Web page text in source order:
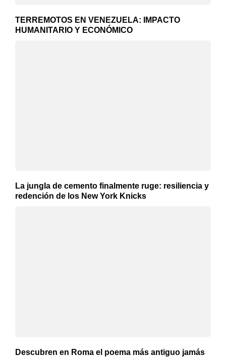
TERREMOTOS EN VENEZUELA: IMPACTO
HUMANITARIO Y ECONÓMICO
La jungla de cemento finalmente ruge: resiliencia y
redención de los New York Knicks
Descubren en Roma el poema más antiguo jamás